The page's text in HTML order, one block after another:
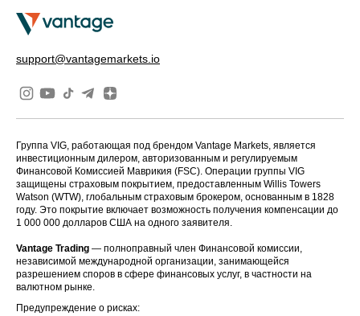
support@vantagemarkets.io
Группа VIG, работающая под брендом Vantage Markets, является
инвестиционным дилером, авторизованным и регулируемым
Финансовой Комиссией Маврикия (FSC). Операции группы VIG
защищены страховым покрытием, предоставленным Willis Towers
Watson (WTW), глобальным страховым брокером, основанным в 1828
году. Это покрытие включает возможность получения компенсации до
1 000 000 долларов США на одного заявителя.
Vantage Trading — полноправный член Финансовой комиссии,
независимой международной организации, занимающейся
разрешением споров в сфере финансовых услуг, в частности на
валютном рынке.
Предупреждение о рисках: